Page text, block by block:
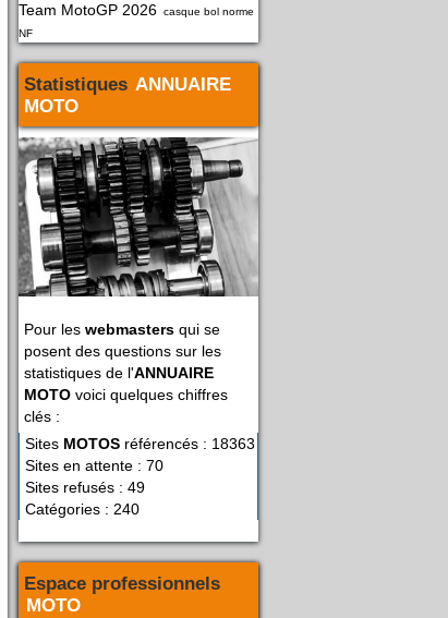
Team MotoGP 2026 casque bol norme
NF
Statistiques ANNUAIRE
MOTO
Pour les webmasters qui se
posent des questions sur les
statistiques de l'ANNUAIRE
MOTO voici quelques chiffres
clés :
Sites MOTOS référencés : 18363
Sites en attente : 70
Sites refusés : 49
Catégories : 240
Espace professionnels
MOTO